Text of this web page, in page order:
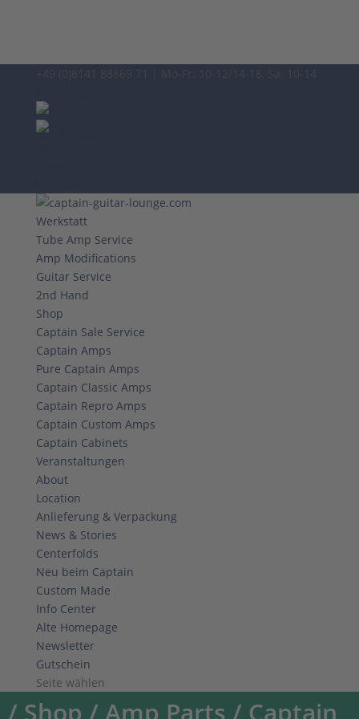
+49 (0)8141 88869 71 | Mo-Fr: 10-12/14-18, Sa: 10-14
Werkstatt
Tube Amp Service
Amp Modifications
Guitar Service
2nd Hand
Shop
Captain Sale Service
Captain Amps
Pure Captain Amps
Captain Classic Amps
Captain Repro Amps
Captain Custom Amps
Captain Cabinets
Veranstaltungen
About
Location
Anlieferung & Verpackung
News & Stories
Centerfolds
Neu beim Captain
Custom Made
Info Center
Alte Homepage
Newsletter
Gutschein
Seite wählen
/ Shop / Amp Parts / Captain